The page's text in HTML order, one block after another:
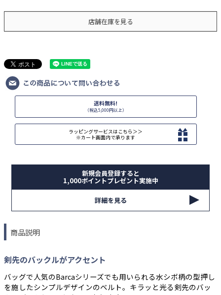
店舗在庫を見る
送料無料!
（税込5,000円以上）
ラッピングサービスはこちら＞＞
※カート画面内で承ります
新規会員登録すると
1,000ポイントプレゼント実施中
詳細を見る
商品説明
剣先のバックルがアクセント
バッグで人気のBarcaシリーズでも用いられる水シボ柄の型押し
を施したシンプルデザインのベルト。キラッと光る剣先のバッ